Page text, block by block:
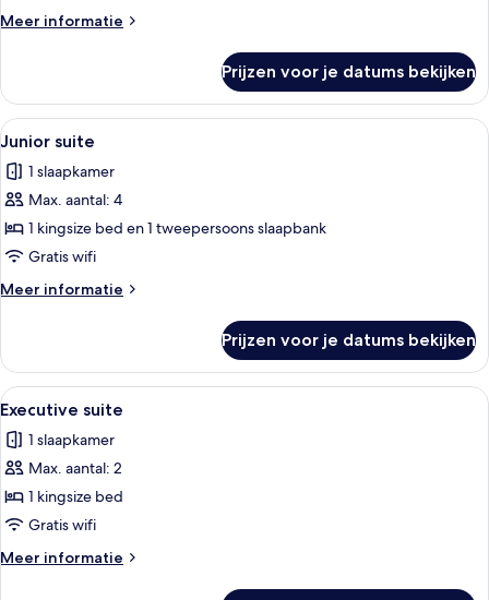
Meer informatie
Meer
kamer
Prijzen voor je datums bekijken
Alle
foto's
voor
Junior
suite
laden
Een moderne badkamer met een
10
Junior suite
1 slaapkamer
Max. aantal: 4
1 kingsize bed en 1 tweepersoons slaapbank
Gratis wifi
Meer informatie
Meer
suite
Prijzen voor je datums bekijken
Alle
foto's
voor
Executive
suite
laden
Een moderne hotelkamer met een
5
Executive suite
1 slaapkamer
Max. aantal: 2
1 kingsize bed
Gratis wifi
Meer informatie
Meer